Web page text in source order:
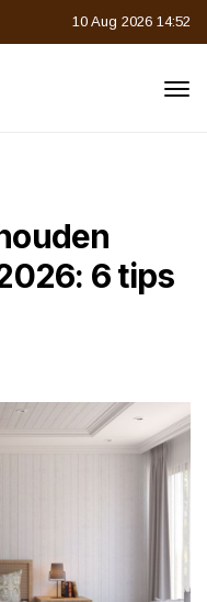
10 Aug 2026 14:52
6 tips